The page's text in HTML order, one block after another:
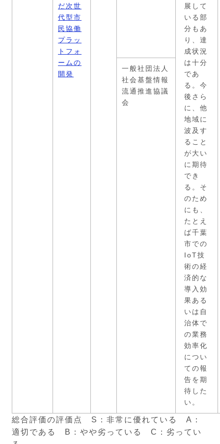
だ次世
代型市
民協働
プラッ
トフォ
ームの
開発
展して
いる部
分もあ
り、達
成状況
は十分
であ
る。今
後さら
に、他
地域に
波及す
ること
が大い
に期待
でき
る。そ
のため
にも、
たとえ
ば千葉
市での
IoT技
術の経
済的な
導入効
果ある
いは自
治体で
の業務
効率化
につい
ての報
告を期
待した
い。
一般社団法人
社会基盤情報
流通推進協議
会
総合評価の評価点 S：非常に優れている A：
適切である B：やや劣っている C：劣ってい